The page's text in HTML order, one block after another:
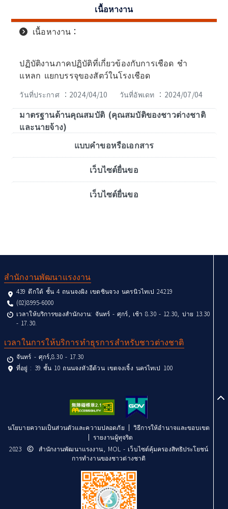
เนื้อหางาน
เนื้อหางาน：
ปฏิบัติงานภาคปฏิบัติที่เกี่ยวข้องกับการเชือด ชำ
แหลก แยกบรรจุของสัตว์ในโรงเชือด
วันที่ประกาศ ：2024/04/10 วันที่อัพเดท ：2024/07/04
มาตรฐานด้านคุณสมบัติ (คุณสมบัติของชาวต่างชาติ
และนายจ้าง)
แบบคำขอหรือเอกสาร
เว็บไซต์ยื่นขอ
เว็บไซต์ยื่นขอ
สำนักงานพัฒนาแรงงาน
439 ตึกใต้ ชั้น 4 ถนนจงผิง เขตซินจวง นครนิวไทเป 24219
(02)8995-6000
เวลาให้บริการของสำนักงาน: จันทร์ - ศุกร์, เช้า 8.30 - 12.30, บ่าย 13.30
- 17.30.
เวลาในการให้บริการทำธุรการสำหรับชาวต่างชาติ
จันทร์ - ศุกร์,8.30 - 17.30
ที่อยู่ : 39 ชั้น 10 ถนนจงหัวอีต้วน เขตจงเจิ้ง นครไทเป 100
นโยบายความเป็นส่วนตัวและความปลอดภัย
วิธีการให้อำนาจและขอบเขต
รายงานผู้ทุจริต
2023
สำนักงานพัฒนาแรงงาน, MOL - เว็บไซต์คุ้มครองสิทธิประโยชน์
การทำงานของชาวต่างชาติ